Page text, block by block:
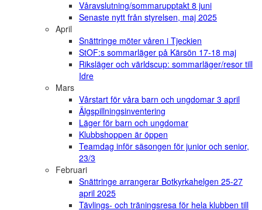
Våravslutning/sommarupptakt 8 juni
Senaste nytt från styrelsen, maj 2025
April
Snättringe möter våren i Tjeckien
StOF:s sommarläger på Kärsön 17-18 maj
Riksläger och världscup: sommarläger/resor till
Idre
Mars
Vårstart för våra barn och ungdomar 3 april
Älgspillningsinventering
Läger för barn och ungdomar
Klubbshoppen är öppen
Teamdag inför säsongen för junior och senior,
23/3
Februari
Snättringe arrangerar Botkyrkahelgen 25-27
april 2025
Tävlings- och träningsresa för hela klubben till